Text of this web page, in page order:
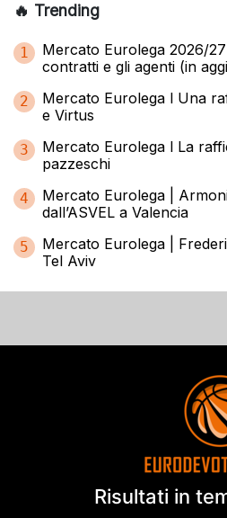
🔥 Trending
1
Mercato Eurolega 2026/
contratti e gli agenti (in
2
Mercato Eurolega l Una
e Virtus
3
Mercato Eurolega l La
pazzeschi
4
Mercato Eurolega |
dall’ASVEL a Valencia
5
Mercato Eurolega |
Tel Aviv
Risultati in